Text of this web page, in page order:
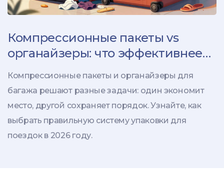
Компрессионные пакеты vs
органайзеры: что эффективнее
для багажа в 2026 году
Компрессионные пакеты и органайзеры для
багажа решают разные задачи: один экономит
место, другой сохраняет порядок. Узнайте, как
выбрать правильную систему упаковки для
поездок в 2026 году.